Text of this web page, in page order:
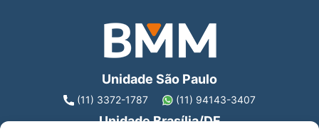
Unidade São Paulo
(11) 3372-1787 (11) 94143-3407
Unidade Brasília/DF